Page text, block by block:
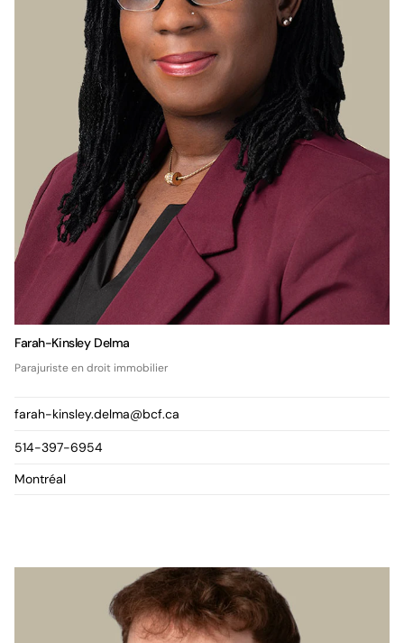
Farah-Kinsley Delma
Parajuriste en droit immobilier
farah-kinsley.delma@bcf.ca
514-397-6954
Montréal